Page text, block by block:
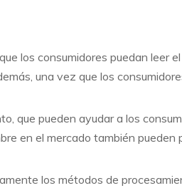
los consumidores puedan leer
una vez que los
que pueden ayudar a los
en el mercado también pueden
los métodos de